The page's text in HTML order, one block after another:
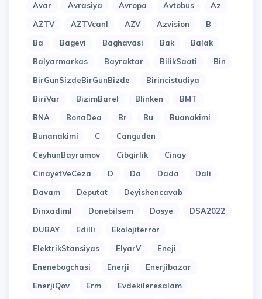
Avar
Avrasiya Avropa Avtobus
Az
AZTV
AZTVcanl AZV Azvision
B
Ba
Bagevi Baghavasi Bak
Balak
Balyarmarkas
Bayraktar BilikSaati
Bin
BirGunSizdeBirGunBizde
Birincistudiya
BiriVar
BizimBarel Blinken
BMT
BNA
BonaDea Br Bu
Buanakimi
Bunanakimi
C
Canguden
CeyhunBayramov
Cibgirlik
Cinay
CinayetVeCeza
D Da Dada
Dali
Davam
Deputat
Deyishencavab
Dinxadiml
Donebilsem Dosye
DSA2022
DUBAY
Edilli
Ekolojiterror
ElektrikStansiyas
ElyarV
Eneji
Enenebogchasi
Enerji
Enerjibazar
EnerjiQov
Erm
Evdekileresalam